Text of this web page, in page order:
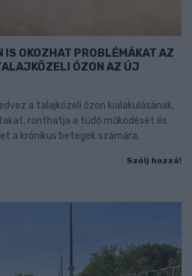
IS OKOZHAT PROBLÉMÁKAT AZ
ÓZON AZ ÚJ
a talajközeli ózon kialakulásának,
ronthatja a tüdő működését és
a krónikus betegek számára.
Szólj hozzá!